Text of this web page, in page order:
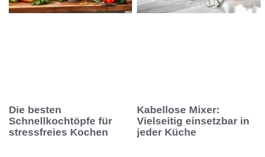
Die besten
Schnellkochtöpfe für
stressfreies Kochen
Kabellose Mixer:
Vielseitig einsetzbar in
jeder Küche